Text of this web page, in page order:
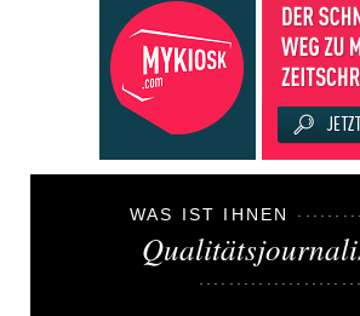
WAS IST IHNEN